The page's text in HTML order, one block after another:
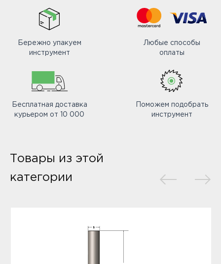
Бережно упакуем
инструмент
Любые способы
оплаты
Бесплатная доставка
курьером от 10 000
Поможем подобрать
инструмент
Товары из этой
категории